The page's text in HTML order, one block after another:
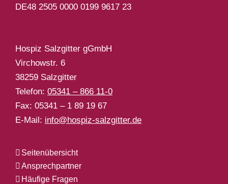
DE48 2505 0000 0199 9617 23
Hospiz Salzgitter gGmbH
Virchowstr. 6
38259 Salzgitter
Telefon: 05341 – 866 11-0
Fax: 05341 – 1 89 19 67
E-Mail: info@hospiz-salzgitter.de
Seitenübersicht
Ansprechpartner
Häufige Fragen